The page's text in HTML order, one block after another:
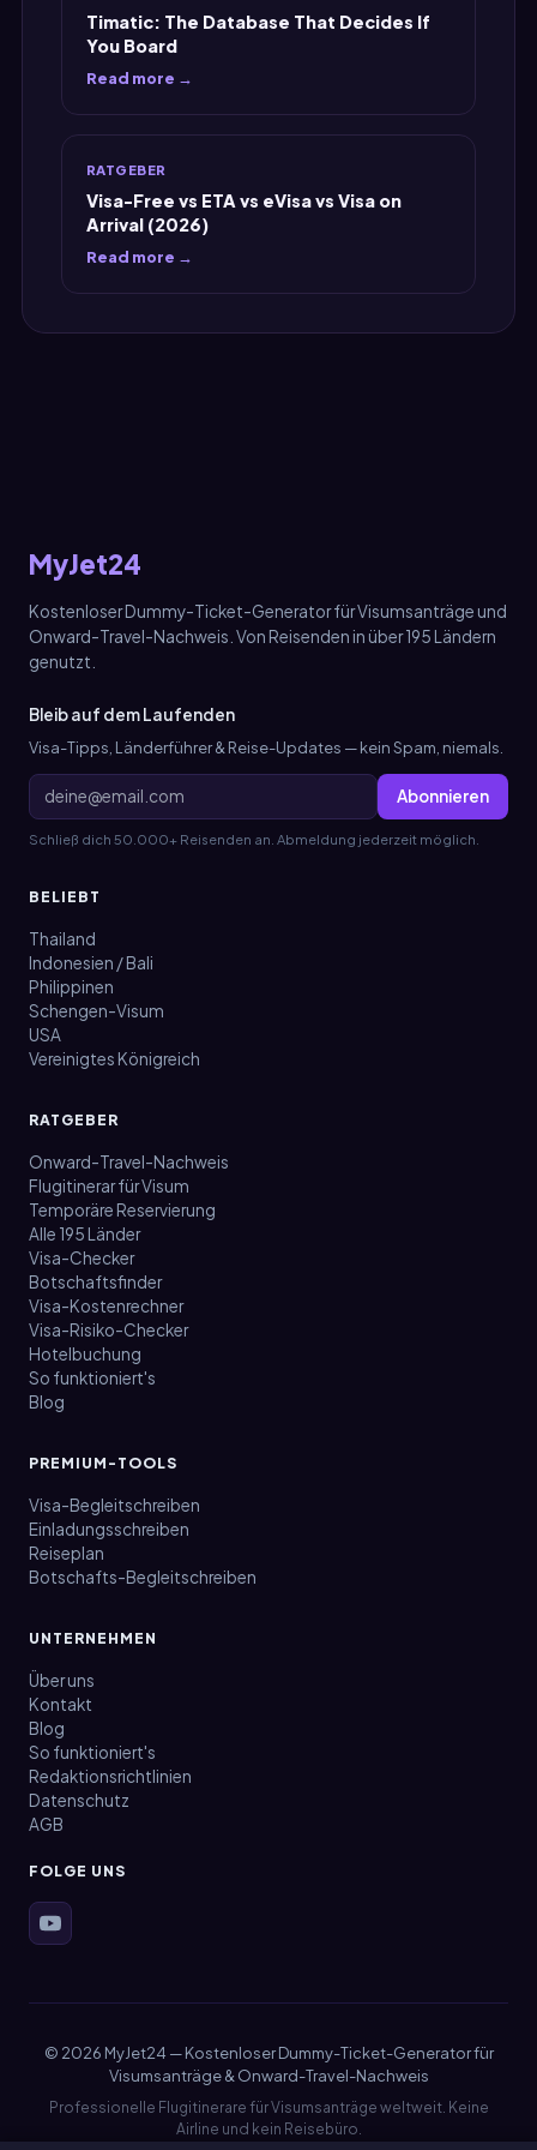
Timatic: The Database That Decides If
You Board
Read more →
RATGEBER
Visa-Free vs ETA vs eVisa vs Visa on
Arrival (2026)
Read more →
MyJet24
Kostenloser Dummy-Ticket-Generator für Visumsanträge und
Onward-Travel-Nachweis. Von Reisenden in über 195 Ländern
genutzt.
Bleib auf dem Laufenden
Visa-Tipps, Länderführer & Reise-Updates — kein Spam, niemals.
Abonnieren
Schließ dich 50.000+ Reisenden an. Abmeldung jederzeit möglich.
BELIEBT
Thailand
Indonesien / Bali
Philippinen
Schengen-Visum
USA
Vereinigtes Königreich
RATGEBER
Onward-Travel-Nachweis
Flugitinerar für Visum
Temporäre Reservierung
Alle 195 Länder
Visa-Checker
Botschaftsfinder
Visa-Kostenrechner
Visa-Risiko-Checker
Hotelbuchung
So funktioniert's
Blog
PREMIUM-TOOLS
Visa-Begleitschreiben
Einladungsschreiben
Reiseplan
Botschafts-Begleitschreiben
UNTERNEHMEN
Über uns
Kontakt
Blog
So funktioniert's
Redaktionsrichtlinien
Datenschutz
AGB
FOLGE UNS
© 2026 MyJet24 — Kostenloser Dummy-Ticket-Generator für
Visumsanträge & Onward-Travel-Nachweis
Professionelle Flugitinerare für Visumsanträge weltweit. Keine
Airline und kein Reisebüro.